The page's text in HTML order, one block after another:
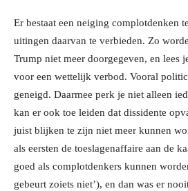
Er bestaat een neiging complotdenken
uitingen daarvan te verbieden. Zo
Trump niet meer doorgegeven, en lees
voor een wettelijk verbod. Vooral
geneigd. Daarmee perk je niet alleen
kan er ook toe leiden dat dissidente
juist blijken te zijn niet meer kunnen
als eersten de toeslagenaffaire aan de
goed als complotdenkers kunnen
gebeurt zoiets niet’), en dan was er